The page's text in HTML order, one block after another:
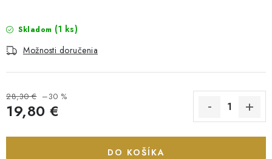
Skladom (1 ks)
Možnosti doručenia
28,30 € –30 %
19,80 €
DO KOŠÍKA